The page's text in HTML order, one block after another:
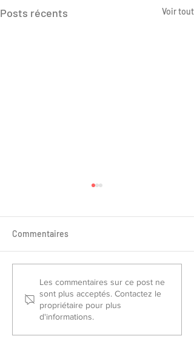
Posts récents Voir tout
Sélectionnés France Piste
2026
Commentaires
Les commentaires sur ce post ne
sont plus acceptés. Contactez le
propriétaire pour plus
d'informations.